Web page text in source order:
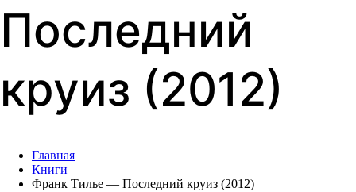
Последний
круиз (2012)
Главная
Книги
Франк Тилье — Последний круиз (2012)